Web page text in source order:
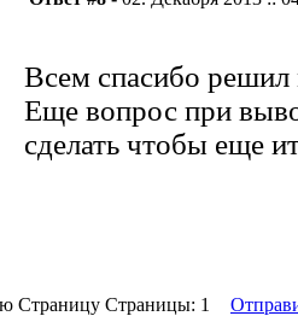
Всем спасибо решил
Еще вопрос при
сделать чтобы еще
Страницы: 1